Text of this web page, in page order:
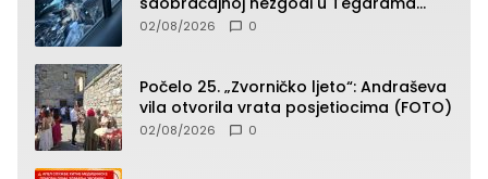
(FOTO)
02/08/2026 0
Počelo 25. „Zvorničko ljeto“: Andraševa
vila otvorila vrata posjetiocima (FOTO)
02/08/2026 0